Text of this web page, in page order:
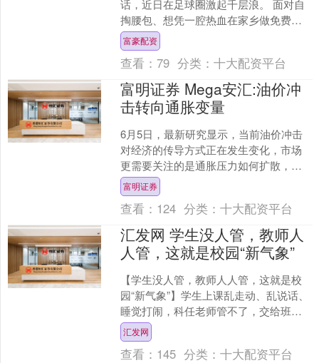
话，近日在足球圈激起千层浪。 面对自
掏腰包、想凭一腔热血在家乡做免费青
训的普通人，孙继海没有半句客套，连
番质问直击要害：有没有专....
富豪配资
查看：79 分类：十大配资平台
富明证券 Mega安汇:油价冲
击转向通胀变量
6月5日，最新研究显示，当前油价冲击
对经济的传导方式正在发生变化，市场
更需要关注的是通胀压力如何扩散，而
不是简单套用过去油价上升就会全面拖
累增长的旧逻辑。Meg....
富明证券
查看： 124 分类：十大配资平台
汇发网 学生没人管，教师人
人管，这就是校园“新气象”
【学生没人管，教师人人管，这就是校
园“新气象”】学生上课乱走动、乱说话、
睡觉打闹，科任老师管不了，交给班主
任；班主任管不住，交给学校领导；学
校领导也不敢管，最终....
汇发网
查看： 145 分类：十大配资平台